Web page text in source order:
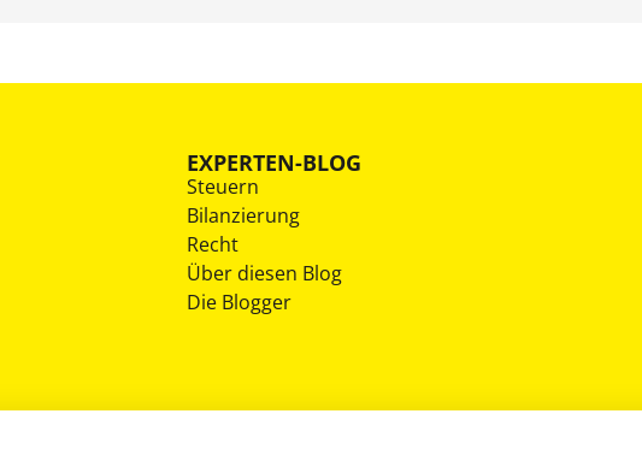
EXPERTEN-BLOG
Steuern
Bilanzierung
Recht
Über diesen Blog
Die Blogger